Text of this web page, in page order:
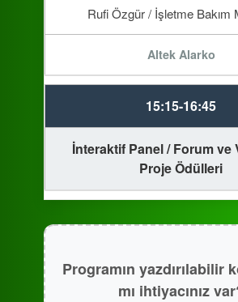
Rufi Özgür / İşletme Bakım
Altek Alarko
15:15-16:45
İnteraktif Panel / Forum ve
Proje Ödülleri
Programın yazdırılabilir
mı ihtiyacınız